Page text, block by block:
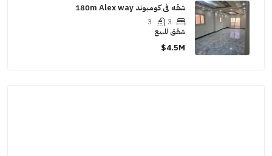
شقه فى كومبوند 180m Alex way
3
3
شقق للبيع
4.5M$